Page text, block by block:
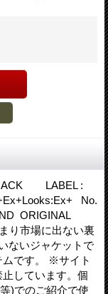
LABEL :
No.
ORIGINAL
市場に出ない裏
ないジャケットで
ムです。 ※サイト
しています。個
)でのご紹介で使